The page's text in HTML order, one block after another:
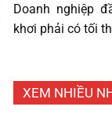
Doanh nghiệp
khơi phải có tối
XEM NHIỀU